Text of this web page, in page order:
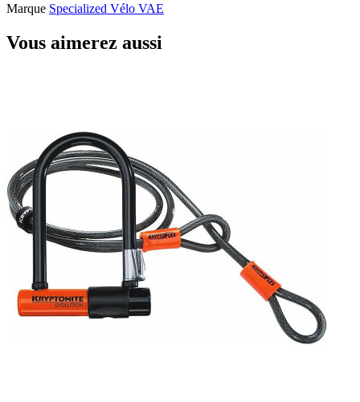
Marque Specialized Vélo VAE
Vous aimerez aussi